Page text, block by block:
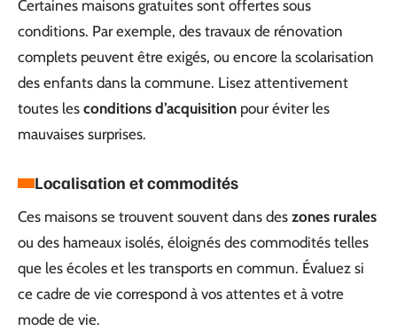
Certaines maisons gratuites sont offertes sous
conditions. Par exemple, des travaux de rénovation
complets peuvent être exigés, ou encore la scolarisation
des enfants dans la commune. Lisez attentivement
toutes les conditions d’acquisition pour éviter les
mauvaises surprises.
Localisation et commodités
Ces maisons se trouvent souvent dans des zones rurales
ou des hameaux isolés, éloignés des commodités telles
que les écoles et les transports en commun. Évaluez si
ce cadre de vie correspond à vos attentes et à votre
mode de vie.